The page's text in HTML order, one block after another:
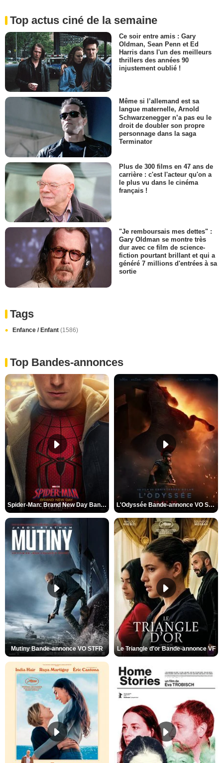
Top actus ciné de la semaine
Ce soir entre amis : Gary
Oldman, Sean Penn et Ed
Harris dans l'un des meilleurs
thrillers des années 90
injustement oublié !
Même si l’allemand est sa
langue maternelle, Arnold
Schwarzenegger n’a pas eu le
droit de doubler son propre
personnage dans la saga
Terminator
Plus de 300 films en 47 ans de
carrière : c'est l'acteur qu'on a
le plus vu dans le cinéma
français !
"Je remboursais mes dettes" :
Gary Oldman se montre très
dur avec ce film de science-
fiction pourtant brillant et qui a
généré 7 millions d'entrées à sa
sortie
Tags
Enfance / Enfant (1586)
Top Bandes-annonces
Spider-Man: Brand New Day Bande-annonce VO STFR L'Odyssée Bande-annonce VO STFR
Mutiny Bande-annonce VO STFR Le Triangle d'or Bande-annonce VF